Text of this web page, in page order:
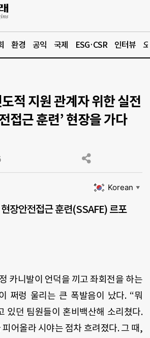
환경 공익 국제 ESG·CSR 인터뷰
적 지원 관계자 위한 실전
접근 훈련’ 현장을 가다
Korean ▼
장안전접근 훈련(SSAFE) 르포
카니발이 언덕을 끼고 좌회전을 하는
쩌렁 울리는 큰 폭발음이 났다. “뭐
있던 팀원들이 혼비백산해 소리쳤다.
어올라 시야는 점차 흐려졌다. 그 때,